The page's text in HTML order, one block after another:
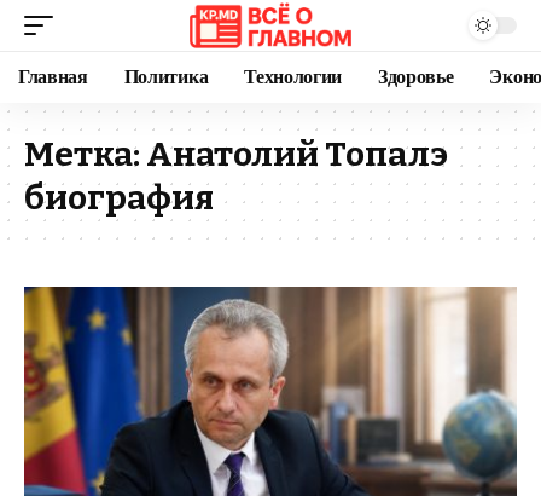
Главная Политика Технологии Здоровье
Метка: Анатолий Топалэ
биография